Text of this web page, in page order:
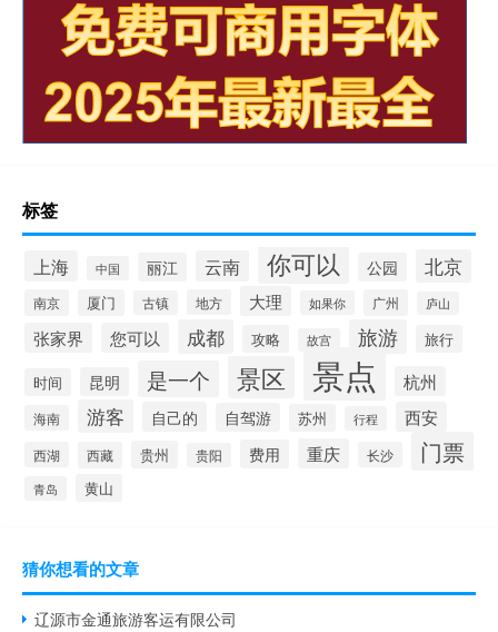
标签
上海 中国 丽江 云南 你可以 公园 北京
南京 厦门 古镇 地方 大理 如果你 广州 庐山
张家界 您可以 成都 攻略 故宫 旅游 旅行
时间 昆明 是一个 景区 景点 杭州
海南 游客 自己的 自驾游 苏州 行程 西安
西湖 西藏 贵州 贵阳 费用 重庆 长沙 门票
青岛 黄山
猜你想看的文章
辽源市金通旅游客运有限公司